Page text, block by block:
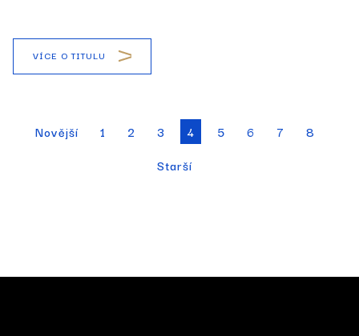
VÍCE O TITULU
Novější 1 2 3 4 5 6 7
8
Starší